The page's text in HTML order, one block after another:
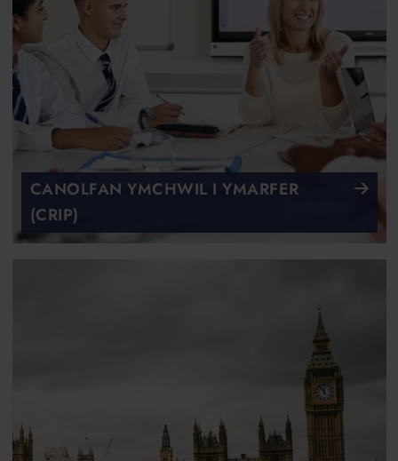
CANOLFAN YMCHWIL I YMARFER
(CRIP)